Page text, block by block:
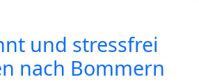
und stressfrei
nach Bommern